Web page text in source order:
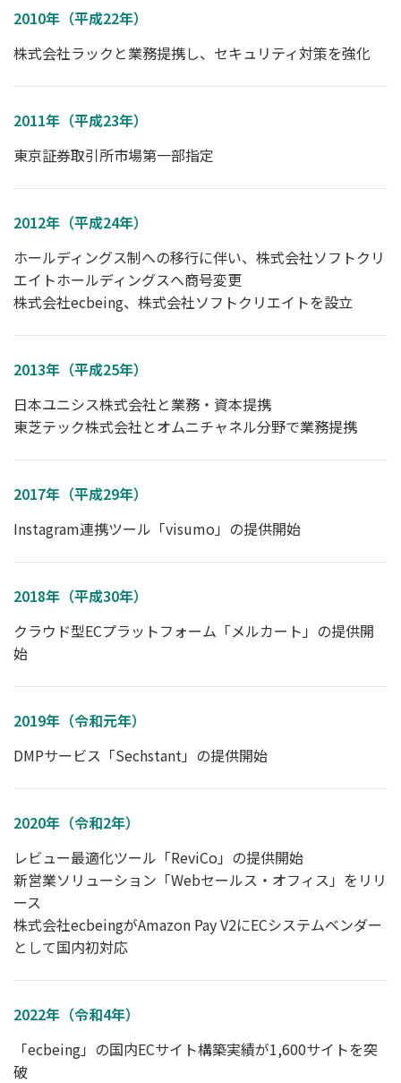
2010年（平成22年）
株式会社ラックと業務提携し、セキュリティ対策を強化
2011年（平成23年）
東京証券取引所市場第一部指定
2012年（平成24年）
ホールディングス制への移行に伴い、株式会社ソフトクリ
エイトホールディングスへ商号変更
株式会社ecbeing、株式会社ソフトクリエイトを設立
2013年（平成25年）
日本ユニシス株式会社と業務・資本提携
東芝テック株式会社とオムニチャネル分野で業務提携
2017年（平成29年）
Instagram連携ツール「visumo」の提供開始
2018年（平成30年）
クラウド型ECプラットフォーム「メルカート」の提供開
始
2019年（令和元年）
DMPサービス「Sechstant」の提供開始
2020年（令和2年）
レビュー最適化ツール「ReviCo」の提供開始
新営業ソリューション「Webセールス・オフィス」をリリ
ース
株式会社ecbeingがAmazon Pay V2にECシステムベンダー
として国内初対応
2022年（令和4年）
「ecbeing」の国内ECサイト構築実績が1,600サイトを突
破